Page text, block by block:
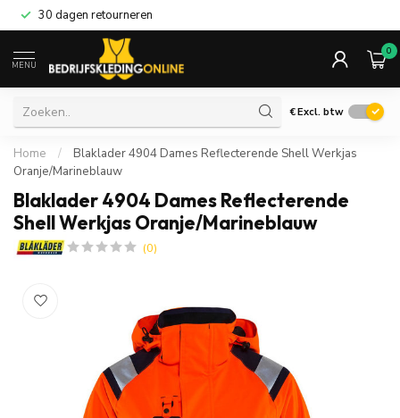
30 dagen retourneren
MENU
0
€Excl. btw
Home /
Blaklader 4904 Dames Reflecterende Shell Werkjas
Oranje/Marineblauw
Blaklader 4904 Dames Reflecterende
Shell Werkjas Oranje/Marineblauw
(0)